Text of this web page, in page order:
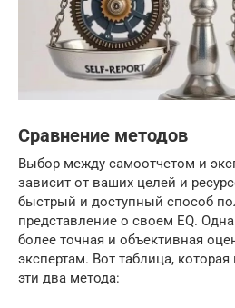
Сравнение методов
Выбор между самоотчетом и
зависит от ваших целей и
быстрый и доступный способ
представление о своем EQ.
более точная и объективная
экспертам. Вот таблица,
эти два метода: